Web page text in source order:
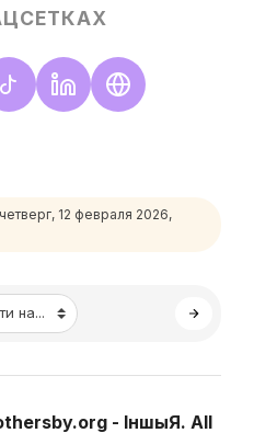
12 февраля 2026,
на...
- ІншыЯ. All